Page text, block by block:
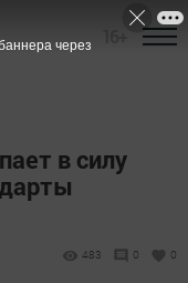
в силу
483 0 0
через